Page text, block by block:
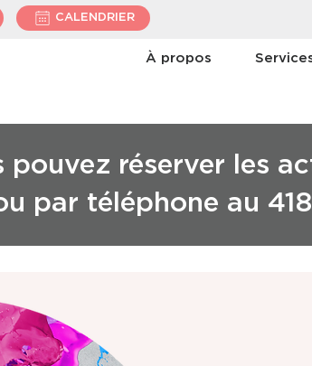
CALENDRIER
À propos
pouvez réserver les
par téléphone au